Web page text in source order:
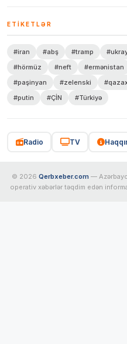
ETIKETLƏR
#iran #abş #tramp
#hörmüz
#neft #ermənistan
#paşinyan
#zelenski
#putin
#ÇİN #Türkiyə
Radio TV
© 2026 Qerbxeber.com —
operativ xəbərlər təqdim edən